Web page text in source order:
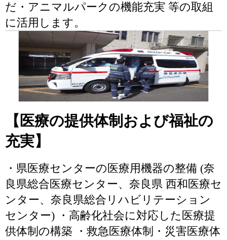
だ・アニマルパークの機能充実 等の取組
に活用します。
【医療の提供体制および福祉の
充実】
・県医療センターの医療用機器の整備 (奈
良県総合医療センター、奈良県 西和医療セ
ンター、奈良県総合リハビリテーション
センター) ・高齢化社会に対応した医療提
供体制の構築 ・救急医療体制・災害医療体